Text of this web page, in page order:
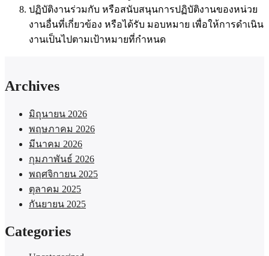
ปฏิบัติงานร่วมกับ หรือสนับสนุนการปฏิบัติงานของหน่วย
งานอื่นที่เกี่ยวข้อง หรือได้รับ มอบหมาย เพื่อให้การดำเนิน
งานเป็นไปตามเป้าหมายที่กำหนด
Archives
มิถุนายน 2026
พฤษภาคม 2026
มีนาคม 2026
กุมภาพันธ์ 2026
พฤศจิกายน 2025
ตุลาคม 2025
กันยายน 2025
Categories